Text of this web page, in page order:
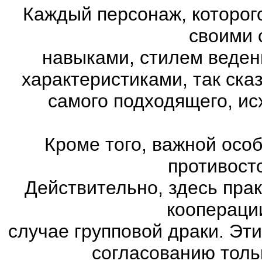
Каждый персонаж,
своими
навыками, стилем
характеристиками, так
самого подходящего,
Кроме того, важной
Действительно, здесь
случае групповой драки.
согласованию